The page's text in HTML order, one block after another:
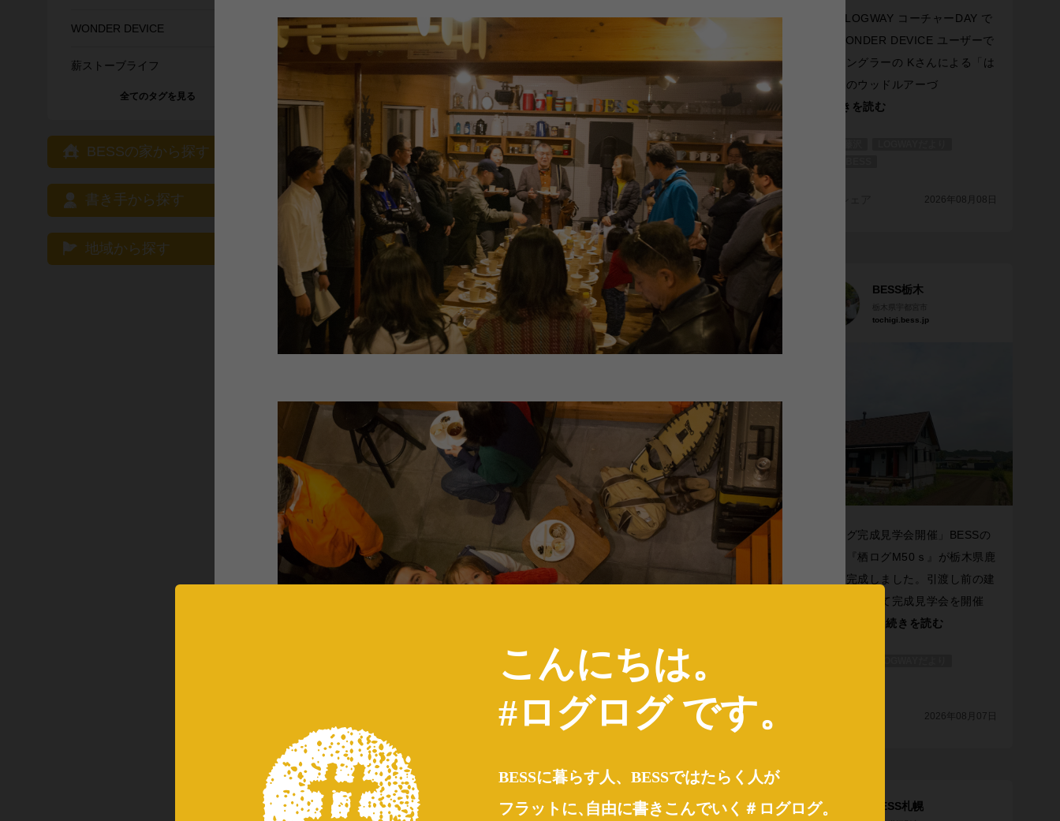
WONDER DEVICE
薪ストーブライフ
全てのタグを見る
BESSの家から探す
書き手から探す
地域から探す
の色が変わってきたなー」はもう少
しおとなにな
...続きを読む
LOGWAYだより
全国のBESS
BESS広島
シェア 2026年08月09日
を建築されたKさんご家族。「ぴっ
たりな家があるよ」とご友人に紹介
され
...続きを読む
BESS藤沢
LOGWAYだより
シェア 2026年08月08日
7月の LOGWAY コーチャーDAY で
は、WONDER DEVICE ユーザーで
プロアングラーの Kさんによる「は
じめてのウッドルアーづ
...続きを読む
2026年08月08日
BESSつくば
茨城県つくば市
＼ BESSユーザー誕生！ ／またひ
と組BESSユーザーが誕生しまし
た！お引き渡しの際に、愛車と一緒
木の家ライフ
シェア 2026年08月08日
BESS熊本
熊本県熊本市
kumamoto.bess.jp
\\BESSユーザー誕生//南阿蘇の自然
に囲まれた場所に、NさんのBESS
の暮らしがはじまりました。仕事を
引退された後の暮らしの場として選
LOGWAYだより
BESSユーザーインタビュー
BESSの家
全国のBESS
薪ストーブライフ
デッキライフ
木の家ライフ
BESS熊本
BESS栃木
tochigi.bess.jp
「栖ログ完成見学会開催」BESSの
平小屋『栖ログM50ｓ』が栃木県鹿
沼市に完成しました。引渡し前の建
物をお借りして完成見学会を開催
...続きを読む
2026年08月07日
BESS札幌
こんにちは。
#ログログ です。
BESSに暮らす人、BESSではたらく人が
フラットに、自由に書きこんでいく＃ログログ。